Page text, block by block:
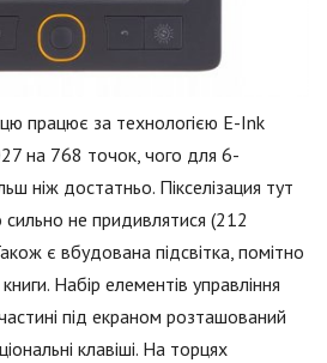
працює за технологією E-Ink
на 768 точок, чого для 6-
ніж достатньо. Пікселізация тут
не придивлятися (212
є вбудована підсвітка, помітно
Набір елементів управління
під екраном розташований
клавіші. На торцях